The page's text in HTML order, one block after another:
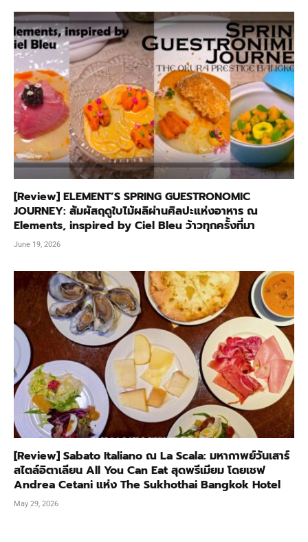
[Review] ELEMENT’S SPRING GUESTRONOMIC
JOURNEY: สัมผัสฤดูใบไม้ผลิผ่านศิลปะแห่งอาหาร ณ
Elements, inspired by Ciel Bleu ว้าวทุกครั้งที่มา
June 19, 2026
[Review] Sabato Italiano ณ La Scala: มหากาพย์วันเสาร์
สไตล์อิตาเลียน All You Can Eat สุดพรีเมียม โดยเชฟ
Andrea Cetani แห่ง The Sukhothai Bangkok Hotel
May 29, 2026